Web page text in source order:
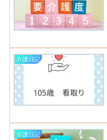
介護日記
介護日記